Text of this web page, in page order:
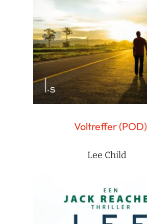
Voltreffer (POD)
Lee Child